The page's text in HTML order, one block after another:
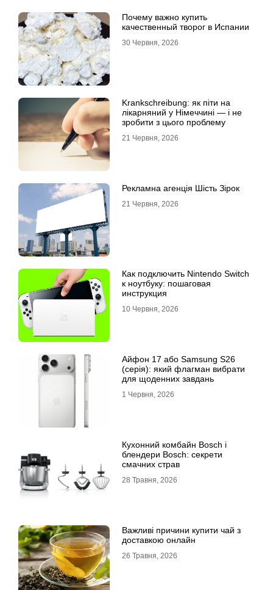
Почему важно купить
качественный творог в Испании
30 Червня, 2026
Krankschreibung: як піти на
лікарняний у Німеччині — і не
зробити з цього проблему
21 Червня, 2026
Рекламна агенція Шість Зірок
21 Червня, 2026
Как подключить Nintendo Switch
к ноутбуку: пошаговая
инструкция
10 Червня, 2026
Айфон 17 або Samsung S26
(серія): який флагман вибрати
для щоденних завдань
1 Червня, 2026
Кухонний комбайн Bosch і
блендери Bosch: секрети
смачних страв
28 Травня, 2026
Важливі причини купити чай з
доставкою онлайн
26 Травня, 2026